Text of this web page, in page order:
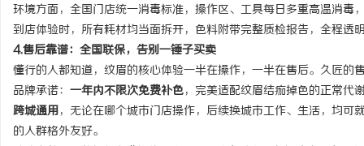
环境方面，全国门店统一消毒标准，操作区、工具每日多重高温消毒
到店体验时，所有耗材均当面拆开，色料附带完整质检报告，全程透
4.售后靠谱：全国联保，告别一锤子买卖
懂行的人都知道，纹眉的核心体验一半在操作，一半在售后。久匠的
品牌承诺： 一年内不限次免费补色，完美适配纹眉结痂掉色的正常代
跨城通用，无论在哪个城市门店操作，后续换城市工作、生活，均
的人群格外友好。